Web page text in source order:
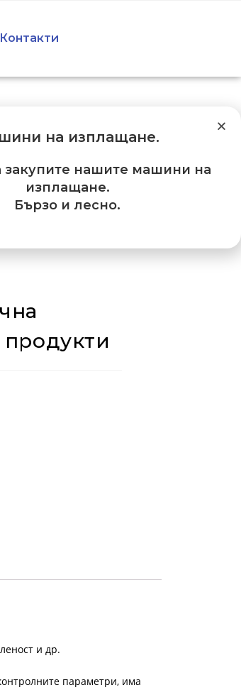
Контакти
и др.
параметри, има
на изплащане.
нашите машини на
изплащане.
Бързо и лесно.